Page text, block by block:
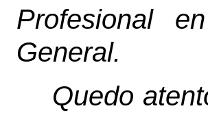
Profesional
General.
Quedo